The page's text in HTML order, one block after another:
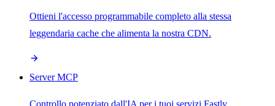
Ottieni l'accesso programmabile completo alla stessa
leggendaria cache che alimenta la nostra CDN.
Server MCP
Controllo potenziato dall'IA per i tuoi servizi Fastly.